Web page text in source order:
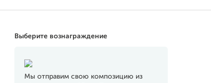
Выберите вознаграждение
Мы отправим свою композицию из